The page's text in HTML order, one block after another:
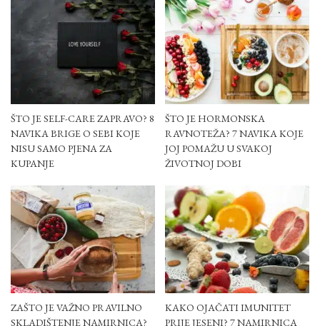
ŠTO JE SELF-CARE ZAPRAVO? 8
NAVIKA BRIGE O SEBI KOJE
NISU SAMO PJENA ZA
KUPANJE
ŠTO JE HORMONSKA
RAVNOTEŽA? 7 NAVIKA KOJE
JOJ POMAŽU U SVAKOJ
ŽIVOTNOJ DOBI
ZAŠTO JE VAŽNO PRAVILNO
SKLADIŠTENJE NAMIRNICA?
KAKO OJAČATI IMUNITET
PRIJE JESENI? 7 NAMIRNICA